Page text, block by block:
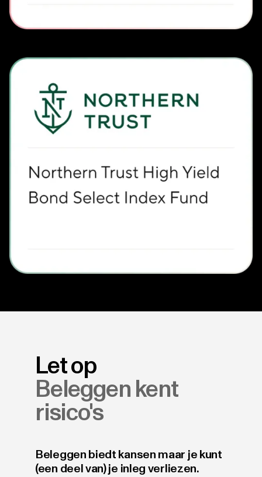
Let op
Beleggen kent
risico's
Beleggen biedt kansen maar je kunt
(een deel van) je inleg verliezen.